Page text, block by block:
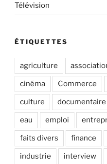
Télévision
ÉTIQUETTES
agriculture
cinéma Commerce
culture documentaire
eau emploi
faits divers finance
industrie interview